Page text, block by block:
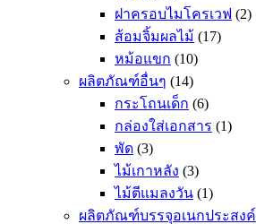
ฝาครอบไมโครเวฟ (2)
ส้อมจิ้มผลไม้ (17)
หม้อแขก (10)
ผลิตภัณฑ์อื่นๆ (14)
กระโถนเด็ก (6)
กล่องใส่เอกสาร (1)
พัด (3)
ไม้เกาหลัง (3)
ไม้ตีแมลงวัน (1)
ผลิตภัณฑ์บรรจุอเนกประสงค์